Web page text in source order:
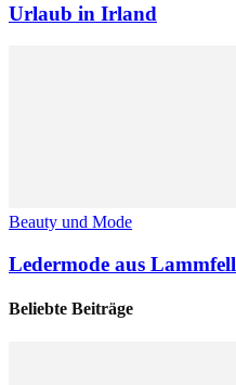
Urlaub in Irland
Beauty und Mode
Ledermode aus Lammfell
Beliebte Beiträge